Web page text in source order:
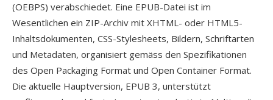
(OEBPS) verabschiedet. Eine EPUB-Datei ist im
Wesentlichen ein ZIP-Archiv mit XHTML- oder HTML5-
Inhaltsdokumenten, CSS-Stylesheets, Bildern, Schriftarten
und Metadaten, organisiert gemäss den Spezifikationen
des Open Packaging Format und Open Container Format.
Die aktuelle Hauptversion, EPUB 3, unterstützt